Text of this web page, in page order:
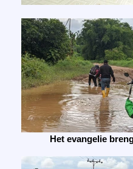
Het evangelie